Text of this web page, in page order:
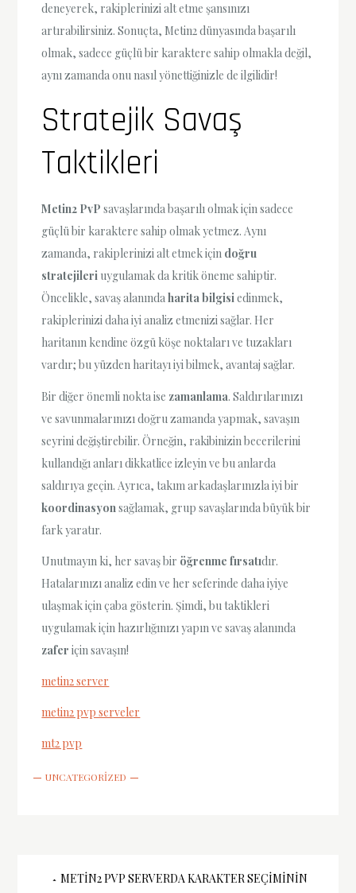
deneyerek, rakiplerinizi alt etme şansınızı
artırabilirsiniz. Sonuçta, Metin2 dünyasında başarılı
olmak, sadece güçlü bir karaktere sahip olmakla değil,
aynı zamanda onu nasıl yönettiğinizle de ilgilidir!
Stratejik Savaş
Taktikleri
Metin2 PvP savaşlarında başarılı olmak için sadece
güçlü bir karaktere sahip olmak yetmez. Aynı
zamanda, rakiplerinizi alt etmek için doğru
stratejileri uygulamak da kritik öneme sahiptir.
Öncelikle, savaş alanındaharita bilgisiedinmek,
rakiplerinizi daha iyi analiz etmenizi sağlar. Her
haritanın kendine özgü köşe noktaları ve tuzakları
vardır; bu yüzden haritayı iyi bilmek, avantaj sağlar.
Bir diğer önemli nokta ise zamanlama. Saldırılarınızı
ve savunmalarınızı doğru zamanda yapmak, savaşın
seyrini değiştirebilir. Örneğin, rakibinizin becerilerini
kullandığı anları dikkatlice izleyin ve bu anlarda
saldırıya geçin. Ayrıca, takım arkadaşlarınızla iyi bir
koordinasyon sağlamak, grup savaşlarında büyük bir
fark yaratır.
Unutmayın ki, her savaş bir öğrenme fırsatıdır.
Hatalarınızı analiz edin ve her seferinde daha iyiye
ulaşmak için çaba gösterin. Şimdi, bu taktikleri
uygulamak için hazırlığınızı yapın ve savaş alanında
zafer için savaşın!
metin2 server
metin2 pvp serveler
mt2 pvp
UNCATEGORIZED
METIN2 PVP SERVERDA KARAKTER SEÇIMININ